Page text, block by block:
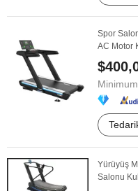
Spor
AC Motor
Yürüyüş
Salonu